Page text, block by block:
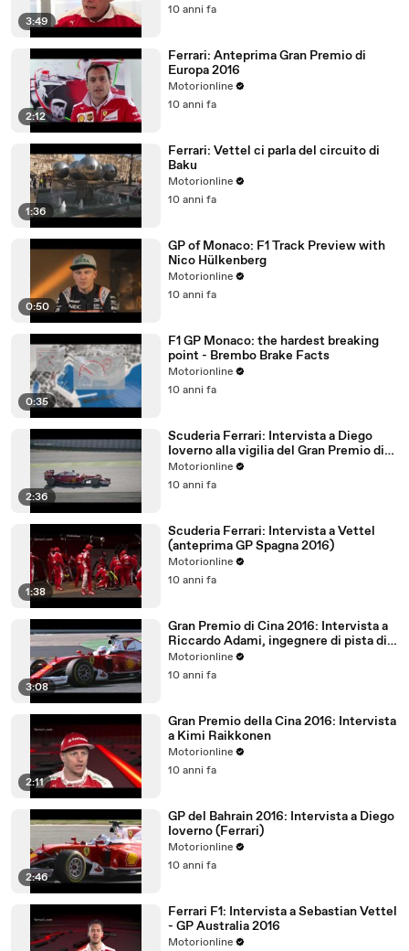
3:49
10 anni fa
2:12
Ferrari: Anteprima Gran Premio di
Europa 2016
Motorionline
10 anni fa
1:36
Ferrari: Vettel ci parla del circuito di
Baku
Motorionline
10 anni fa
0:50
GP of Monaco: F1 Track Preview with
Nico Hülkenberg
Motorionline
10 anni fa
0:35
F1 GP Monaco: the hardest breaking
point - Brembo Brake Facts
Motorionline
10 anni fa
2:36
Scuderia Ferrari: Intervista a Diego
Ioverno alla vigilia del Gran Premio di
Spagna 2016
Motorionline
10 anni fa
1:38
Scuderia Ferrari: Intervista a Vettel
(anteprima GP Spagna 2016)
Motorionline
10 anni fa
3:08
Gran Premio di Cina 2016: Intervista a
Riccardo Adami, ingegnere di pista di
Sebastian Vettel
Motorionline
10 anni fa
2:11
Gran Premio della Cina 2016: Intervista
a Kimi Raikkonen
Motorionline
10 anni fa
2:46
GP del Bahrain 2016: Intervista a Diego
Ioverno (Ferrari)
Motorionline
10 anni fa
Ferrari F1: Intervista a Sebastian Vettel
- GP Australia 2016
Motorionline